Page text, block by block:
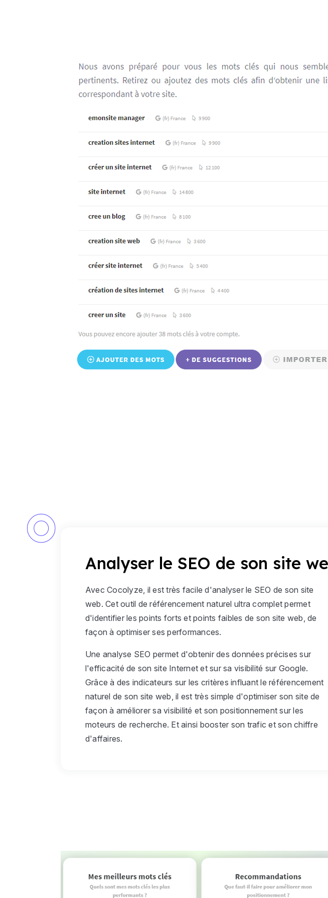
Analyser le SEO de son site
Avec Cocolyze, il est très facile d'analyser le SEO de son site
web. Cet outil de référencement naturel ultra complet permet
d'identifier les points forts et points faibles de son site web, de
façon à optimiser ses performances.
Une analyse SEO permet d'obtenir des données précises sur
l'efficacité de son site Internet et sur sa visibilité sur Google.
Grâce à des indicateurs sur les critères influant le référencement
naturel de son site web, il est très simple d'optimiser son site de
façon à améliorer sa visibilité et son positionnement sur les
moteurs de recherche. Et ainsi booster son trafic et son chiffre
d'affaires.